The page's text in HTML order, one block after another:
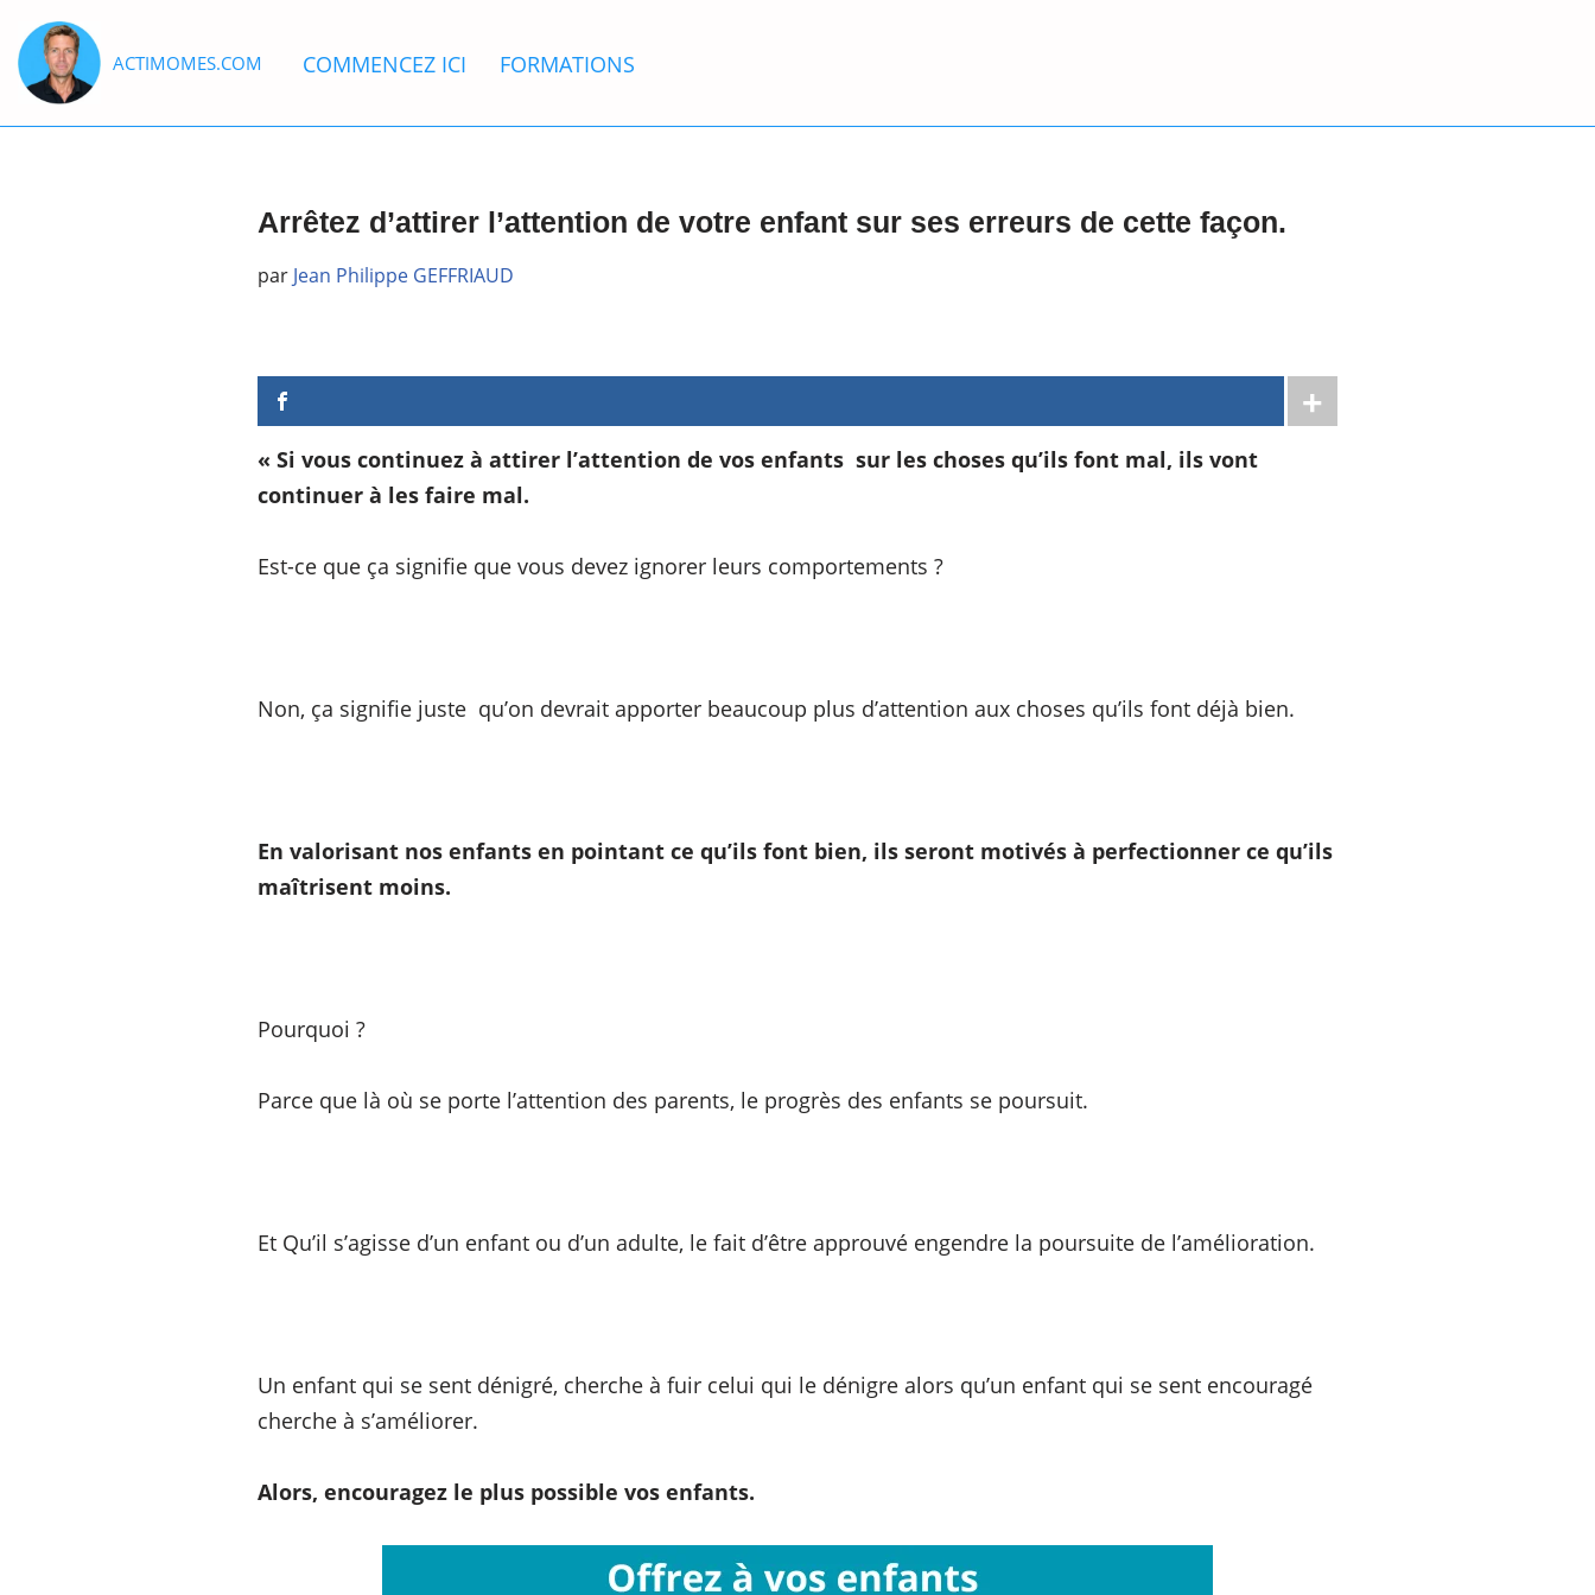
Aller
au
ACTIMOMES.COM COMMENCEZ ICI FORMATIONS
Arrêtez d’attirer l’attention de votre enfant sur ses erreurs de cette façon.
par Jean Philippe GEFFRIAUD
« Si vous continuez à attirer l’attention de vos enfants sur les choses qu’ils font mal, ils vont
continuer à les faire mal.
Est-ce que ça signifie que vous devez ignorer leurs comportements ?
Non, ça signifie juste qu’on devrait apporter beaucoup plus d’attention aux choses qu’ils font déjà bien.
En valorisant nos enfants en pointant ce qu’ils font bien, ils seront motivés à perfectionner ce qu’ils
maîtrisent moins.
Pourquoi ?
Parce que là où se porte l’attention des parents, le progrès des enfants se poursuit.
Et Qu’il s’agisse d’un enfant ou d’un adulte, le fait d’être approuvé engendre la poursuite de l’amélioration.
Un enfant qui se sent dénigré, cherche à fuir celui qui le dénigre alors qu’un enfant qui se sent encouragé
cherche à s’améliorer.
Alors, encouragez le plus possible vos enfants.